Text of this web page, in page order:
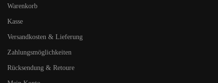
Warenkorb
Kasse
Versandkosten & Lieferung
Zahlungsmöglichkeiten
Rücksendung & Retoure